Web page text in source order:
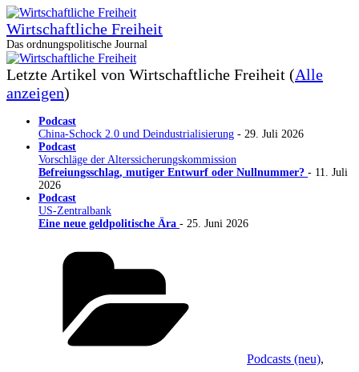
Wirtschaftliche Freiheit
Das ordnungspolitische Journal
Letzte Artikel von Wirtschaftliche Freiheit (Alle
anzeigen)
Podcast
China-Schock 2.0 und Deindustrialisierung - 29. Juli 2026
Podcast
Vorschläge der Alterssicherungskommission
Befreiungsschlag, mutiger Entwurf oder Nullnummer? - 11. Juli
2026
Podcast
US-Zentralbank
Eine neue geldpolitische Ära - 25. Juni 2026
Podcasts (neu),